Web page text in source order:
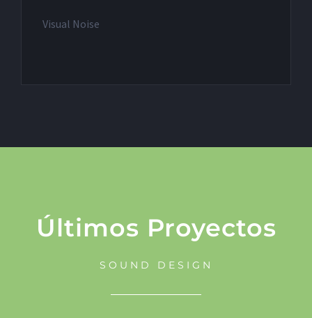
Visual Noise
Últimos Proyectos
SOUND DESIGN